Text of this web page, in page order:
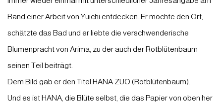
Rand einer Arbeit von Yuichi entdecken. Er mochte den Ort,
schätzte das Bad und er liebte die verschwenderische
Blumenpracht von Arima, zu der auch der Rotblütenbaum
seinen Teil beiträgt.
Dem Bild gab er den Titel HANA ZUO (Rotblütenbaum).
Und es ist HANA, die Blüte selbst, die das Papier von oben her